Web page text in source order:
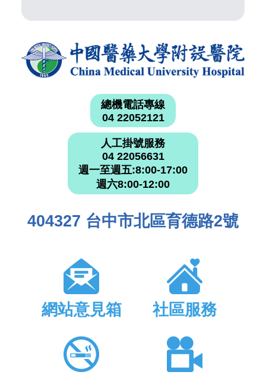
總機電話專線
04 22052121
人工掛號服務
04 22056631
週一至週五:8:00-17:00
週六8:00-12:00
404327 台中市北區育德路2號
網站意見箱 社區服務